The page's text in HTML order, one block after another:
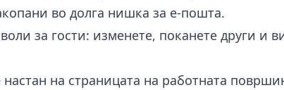
во долга нишка за е-пошта.
за гости: изменете, поканете други и
настан на страницата на работната